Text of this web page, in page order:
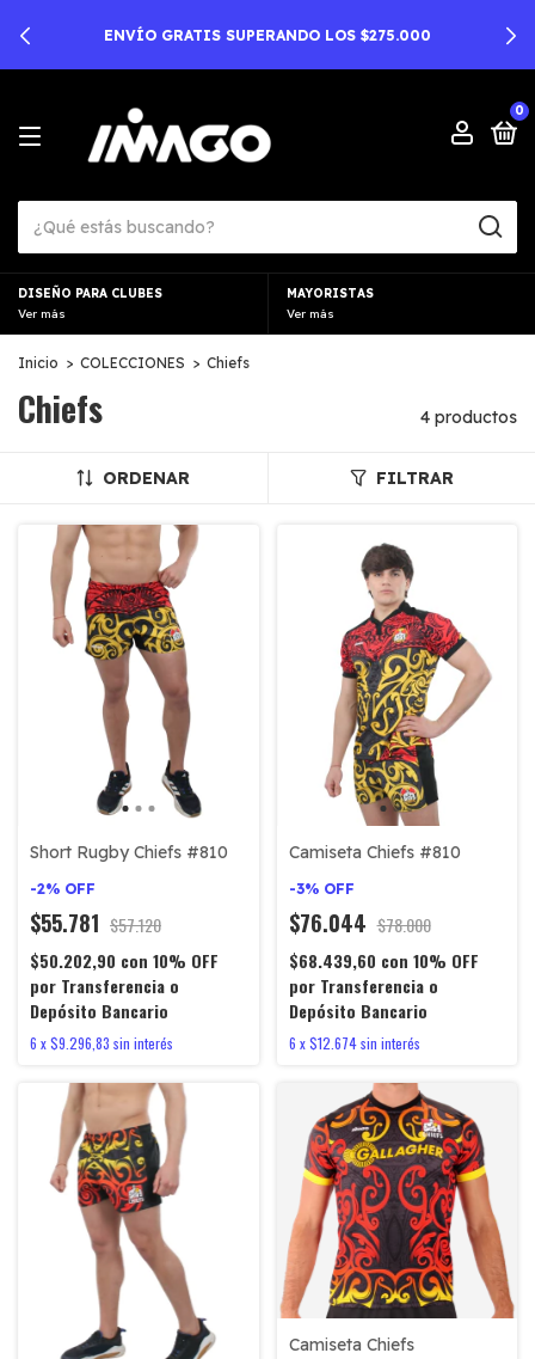
ENVÍO GRATIS SUPERANDO LOS $275.000
0
DISEÑO PARA CLUBES
Ver más
MAYORISTAS
Ver más
Inicio > COLECCIONES > Chiefs
Chiefs 4 productos
ORDENAR FILTRAR
Short Rugby Chiefs #810
-2% OFF
$55.781 $57.120
$50.202,90 con 10% OFF
por Transferencia o
Depósito Bancario
6 x$9.296,83 sin interés
Camiseta Chiefs #810
-3% OFF
$76.044 $78.000
$68.439,60 con 10% OFF
por Transferencia o
Depósito Bancario
6 x$12.674 sin interés
Camiseta Chiefs